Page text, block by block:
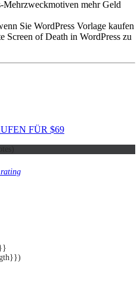
Mehrzweckmotiven mehr Geld
Sie WordPress Vorlage kaufen
Screen of Death in WordPress zu
FÜR $69